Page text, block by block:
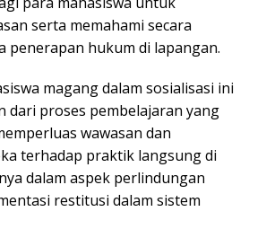
serta memahami secara
penerapan hukum di lapangan.
magang dalam sosialisasi ini
dari proses pembelajaran yang
wawasan dan
terhadap praktik langsung di
dalam aspek perlindungan
restitusi dalam sistem